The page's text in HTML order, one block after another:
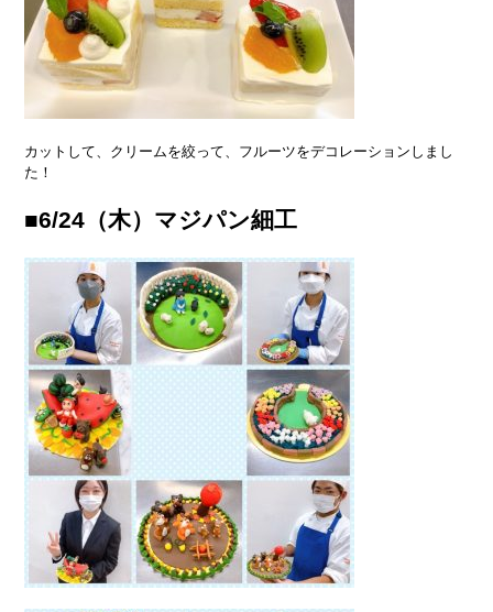
カットして、クリームを絞って、フルーツをデコレーションしまし
た！
■6/24（木）マジパン細工